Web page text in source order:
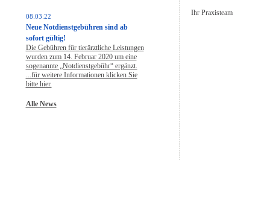
08:03:22
Neue Notdienstgebühren sind ab
sofort gültig!
Die Gebühren für tierärztliche Leistungen
wurden zum 14. Februar 2020 um eine
sogenannte „Notdienstgebühr“ ergänzt.
...für weitere Informationen klicken Sie
bitte hier.
Alle News
Ihr Praxisteam